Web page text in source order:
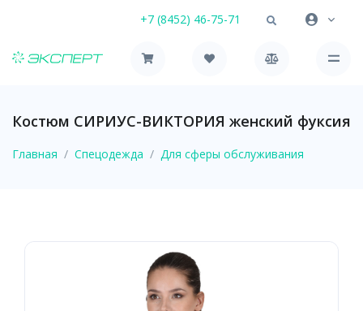
+7 (8452) 46-75-71
Костюм СИРИУС-ВИКТОРИЯ женский фуксия
Главная Спецодежда Для сферы обслуживания